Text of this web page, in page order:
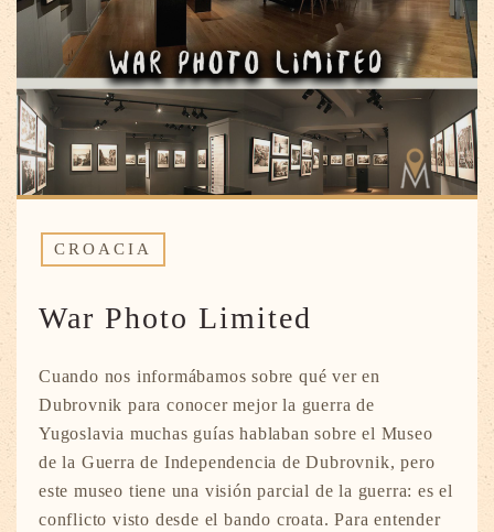
CROACIA
War Photo Limited
Cuando nos informábamos sobre qué ver en
Dubrovnik para conocer mejor la guerra de
Yugoslavia muchas guías hablaban sobre el Museo
de la Guerra de Independencia de Dubrovnik, pero
este museo tiene una visión parcial de la guerra: es el
conflicto visto desde el bando croata. Para entender